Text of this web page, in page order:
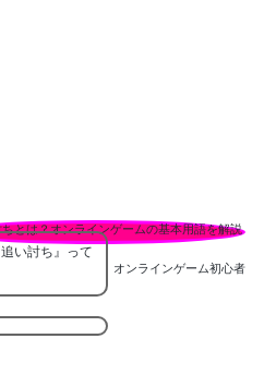
オンラインゲーム初心者
い討ち』って